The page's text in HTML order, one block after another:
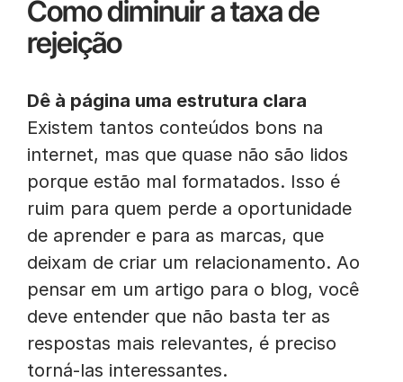
Como diminuir a taxa de
rejeição
Dê à página uma estrutura clara
Existem tantos conteúdos bons na
internet, mas que quase não são lidos
porque estão mal formatados. Isso é
ruim para quem perde a oportunidade
de aprender e para as marcas, que
deixam de criar um relacionamento. Ao
pensar em um artigo para o blog, você
deve entender que não basta ter as
respostas mais relevantes, é preciso
torná-las interessantes.